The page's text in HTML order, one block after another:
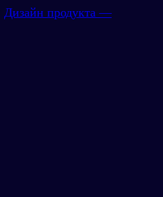
Дизайн продукта —